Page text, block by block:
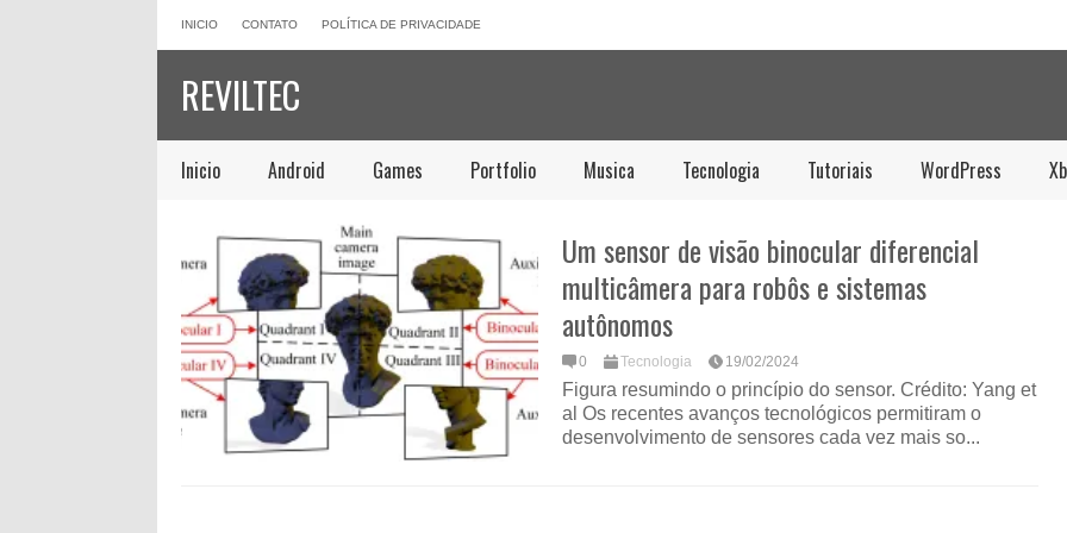
INICIO CONTATO POLÍTICA DE PRIVACIDADE
REVILTEC
Inicio Android Games Portfolio Musica Tecnologia Tutoriais WordPress
Um sensor de visão binocular diferencial
multicâmera para robôs e sistemas
autônomos
0 Tecnologia 19/02/2024
Figura resumindo o princípio do sensor. Crédito: Yang et
al Os recentes avanços tecnológicos permitiram o
desenvolvimento de sensores cada vez mais so...